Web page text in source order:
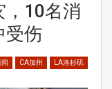
，10名消
受伤
CA加州 LA洛杉矶